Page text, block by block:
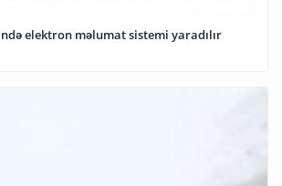
elektron məlumat sistemi yaradılır